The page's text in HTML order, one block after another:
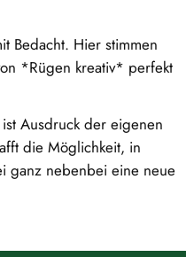
Bedacht. Hier stimmen
*Rügen kreativ* perfekt
Ausdruck der eigenen
die Möglichkeit, in
ganz nebenbei eine neue